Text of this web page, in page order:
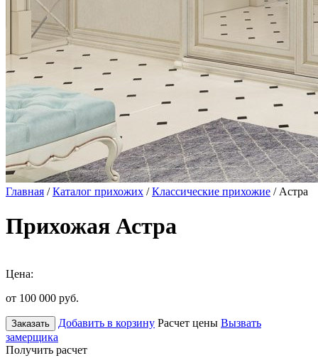
Главная /Каталог прихожих /Классические прихожие / Астра
Прихожая Астра
Цена:
от 100 000 руб.
Заказать Добавить в корзину Расчет цены Вызвать
замерщика
Получить расчет